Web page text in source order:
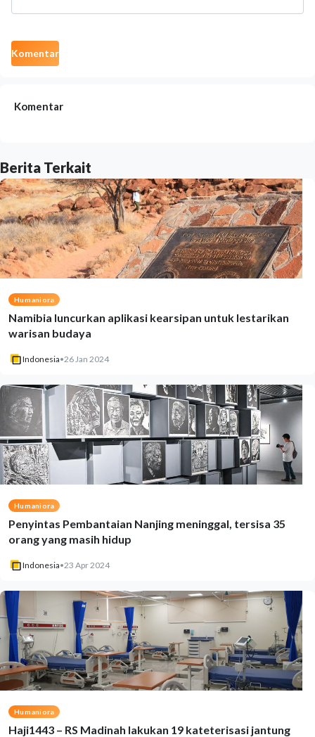
Komentar
Komentar
Berita Terkait
Humaniora
Namibia luncurkan aplikasi kearsipan untuk lestarikan
warisan budaya
Indonesia•26 Jan 2024
Humaniora
Penyintas Pembantaian Nanjing meninggal, tersisa 35
orang yang masih hidup
Indonesia•23 Apr 2024
Humaniora
Haji1443 – RS Madinah lakukan 19 kateterisasi jantung